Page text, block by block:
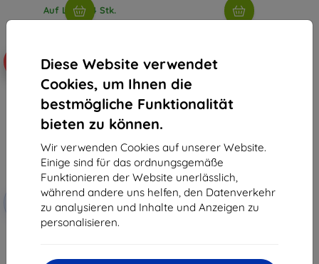
Diese Website verwendet
Cookies, um Ihnen die
bestmögliche Funktionalität
bieten zu können.
Wir verwenden Cookies auf unserer Website.
Einige sind für das ordnungsgemäße
Funktionieren der Website unerlässlich,
während andere uns helfen, den Datenverkehr
zu analysieren und Inhalte und Anzeigen zu
personalisieren.
Auf Lager 4 Stk.
Rabatt
Gutschein
EXTRA10
€ 24,90